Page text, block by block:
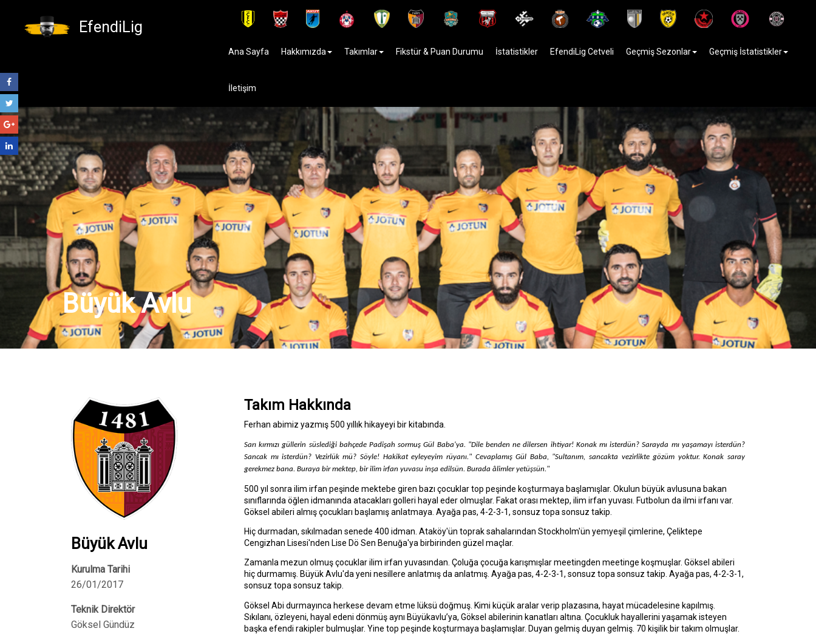
EfendiLig
Ana Sayfa Hakkımızda Takımlar Fikstür & Puan Durumu İstatistikler EfendiLig Cetveli Geçmiş Sezonlar Geçmiş İstatistikler
İletişim
Büyük Avlu
Büyük Avlu
Kurulma Tarihi
26/01/2017
Teknik Direktör
Göksel Gündüz
Takım Hakkında
Ferhan abimiz yazmış 500 yıllık hikayeyi bir kitabında.
Sarı kırmızı güllerin süslediği bahçede Padişah sormuş Gül Baba'ya. "Dile benden ne dilersen ihtiyar! Konak mı isterdün? Sarayda mı yaşamayı isterdün?
Sancak mı isterdün? Vezirlük mü? Söyle! Hakikat eyleyeyim rüyanı." Cevaplamış Gül Baba, "Sultanım, sancakta vezirlikte gözüm yoktur. Konak saray
gerekmez bana. Buraya bir mektep, bir ilim irfan yuvasu inşa edilsün. Burada âlimler yetüşsün."
500 yıl sonra ilim irfan peşinde mektebe giren bazı çocuklar top peşinde koşturmaya başlamışlar. Okulun büyük avlusuna bakan
sınıflarında öğlen idmanında atacakları golleri hayal eder olmuşlar. Fakat orası mektep, ilim irfan yuvası. Futbolun da ilmi irfanı var.
Göksel abileri almış çocukları başlamış anlatmaya. Ayağa pas, 4-2-3-1, sonsuz topa sonsuz takip.
Hiç durmadan, sıkılmadan senede 400 idman. Ataköy'ün toprak sahalarından Stockholm'ün yemyeşil çimlerine, Çeliktepe
Cengizhan Lisesi'nden Lise Dö Sen Benuğa'ya birbirinden güzel maçlar.
Zamanla mezun olmuş çocuklar ilim irfan yuvasından. Çoluğa çocuğa karışmışlar meetingden meetinge koşmuşlar. Göksel abileri
hiç durmamış. Büyük Avlu'da yeni nesillere anlatmış da anlatmış. Ayağa pas, 4-2-3-1, sonsuz topa sonsuz takip. Ayağa pas, 4-2-3-1,
sonsuz topa sonsuz takip.
Göksel Abi durmayınca herkese devam etme lüksü doğmuş. Kimi küçük aralar verip plazasına, hayat mücadelesine kapılmış.
Sıkılanı, özleyeni, hayal edeni dönmüş aynı Büyükavlu’ya, Göksel abilerinin kanatları altına. Çocukluk hayallerini yaşamak isteyen
başka efendi rakipler bulmuşlar. Yine top peşinde koşturmaya başlamışlar. Duyan gelmiş duyan gelmiş. 70 kişilik bir takım olmuşlar.